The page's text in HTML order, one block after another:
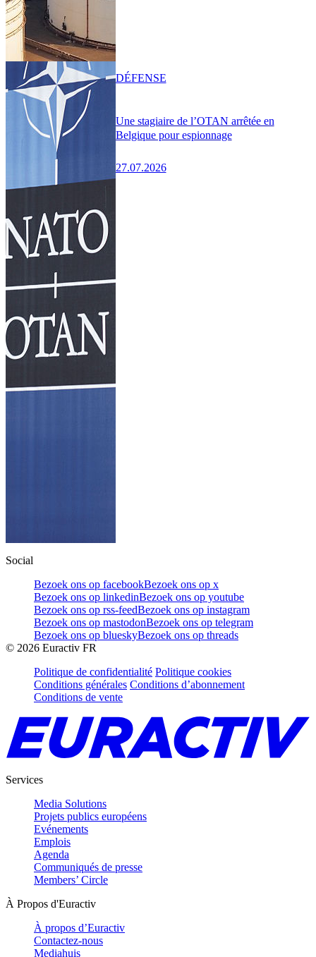
Une stagiaire de l’OTAN arrêtée en
Belgique pour espionnage
27.07.2026
DÉFENSE
Social
Bezoek ons op facebookBezoek ons op x
Bezoek ons op linkedinBezoek ons op youtube
Bezoek ons op rss-feedBezoek ons op instagram
Bezoek ons op mastodonBezoek ons op telegram
Bezoek ons op blueskyBezoek ons op threads
© 2026 Euractiv FR
Politique de confidentialité Politique cookies
Conditions générales Conditions d’abonnement
Conditions de vente
Services
Media Solutions
Projets publics européens
Evénements
Emplois
Agenda
Communiqués de presse
Members’ Circle
À Propos d'Euractiv
À propos d’Euractiv
Contactez-nous
Mediahuis